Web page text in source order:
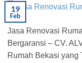
19
Feb
Jasa Renovasi
Bergaransi – CV.
Rumah Bekasi yang